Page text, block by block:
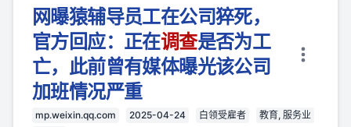
网曝猿辅导员工在公司猝死，
官方回应：正在调查是否为工
亡，此前曾有媒体曝光该公司
加班情况严重
mp.weixin.qq.com 2025-04-24 白领受雇者
教育, 服务业